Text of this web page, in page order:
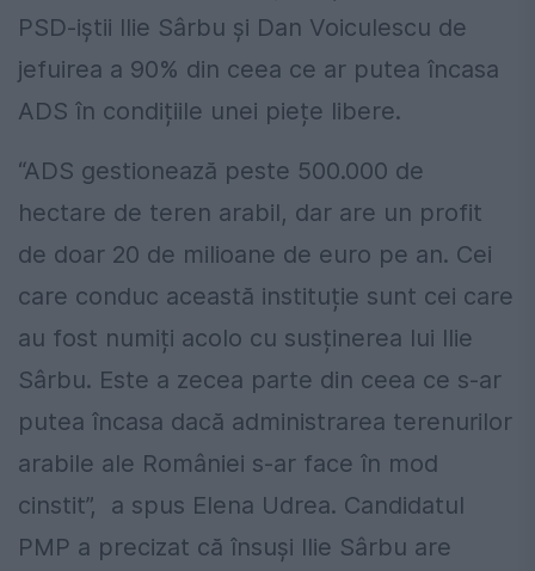
PSD-iștii Ilie Sârbu și Dan Voiculescu de
jefuirea a 90% din ceea ce ar putea încasa
ADS în condițiile unei piețe libere.
“ADS gestionează peste 500.000 de
hectare de teren arabil, dar are un profit
de doar 20 de milioane de euro pe an. Cei
care conduc această instituție sunt cei care
au fost numiți acolo cu susținerea lui Ilie
Sârbu. Este a zecea parte din ceea ce s-ar
putea încasa dacă administrarea terenurilor
arabile ale României s-ar face în mod
cinstit”, a spus Elena Udrea. Candidatul
PMP a precizat că însuși Ilie Sârbu are